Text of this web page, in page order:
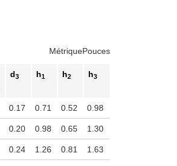
MétriquePouces
d3 h1 h2 h3
0.17 0.71 0.52 0.98
0.20 0.98 0.65 1.30
0.24 1.26 0.81 1.63